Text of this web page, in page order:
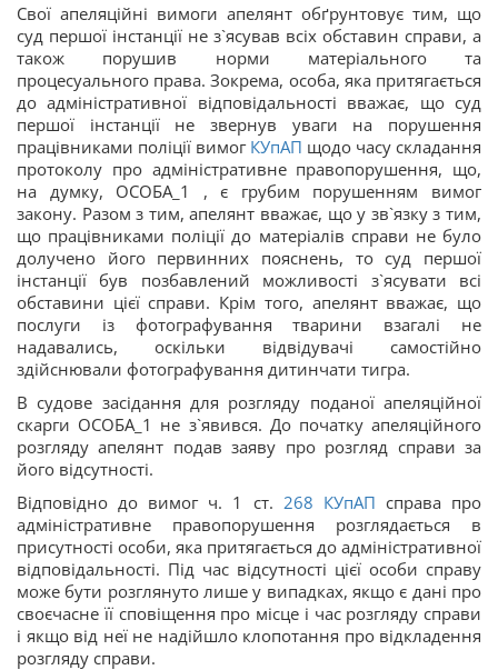
Свої апеляційні вимоги апелянт обґрунтовує тим, що
суд першої інстанції не з`ясував всіх обставин справи, а
також порушив норми матеріального та
процесуального права. Зокрема, особа, яка притягається
до адміністративної відповідальності вважає, що суд
першої інстанції не звернув уваги на порушення
працівниками поліції вимог КУпАП щодо часу складання
протоколу про адміністративне правопорушення, що,
на думку, ОСОБА_1 , є грубим порушенням вимог
закону. Разом з тим, апелянт вважає, що у зв`язку з тим,
що працівниками поліції до матеріалів справи не було
долучено його первинних пояснень, то суд першої
інстанції був позбавлений можливості з`ясувати всі
обставини цієї справи. Крім того, апелянт вважає, що
послуги із фотографування тварини взагалі не
надавались, оскільки відвідувачі самостійно
здійснювали фотографування дитинчати тигра.
В судове засідання для розгляду поданої апеляційної
скарги ОСОБА_1 не з`явився. До початку апеляційного
розгляду апелянт подав заяву про розгляд справи за
його відсутності.
Відповідно до вимог ч. 1 ст. 268 КУпАП справа про
адміністративне правопорушення розглядається в
присутності особи, яка притягається до адміністративної
відповідальності. Під час відсутності цієї особи справу
може бути розглянуто лише у випадках, якщо є дані про
своєчасне її сповіщення про місце і час розгляду справи
і якщо від неї не надійшло клопотання про відкладення
розгляду справи.